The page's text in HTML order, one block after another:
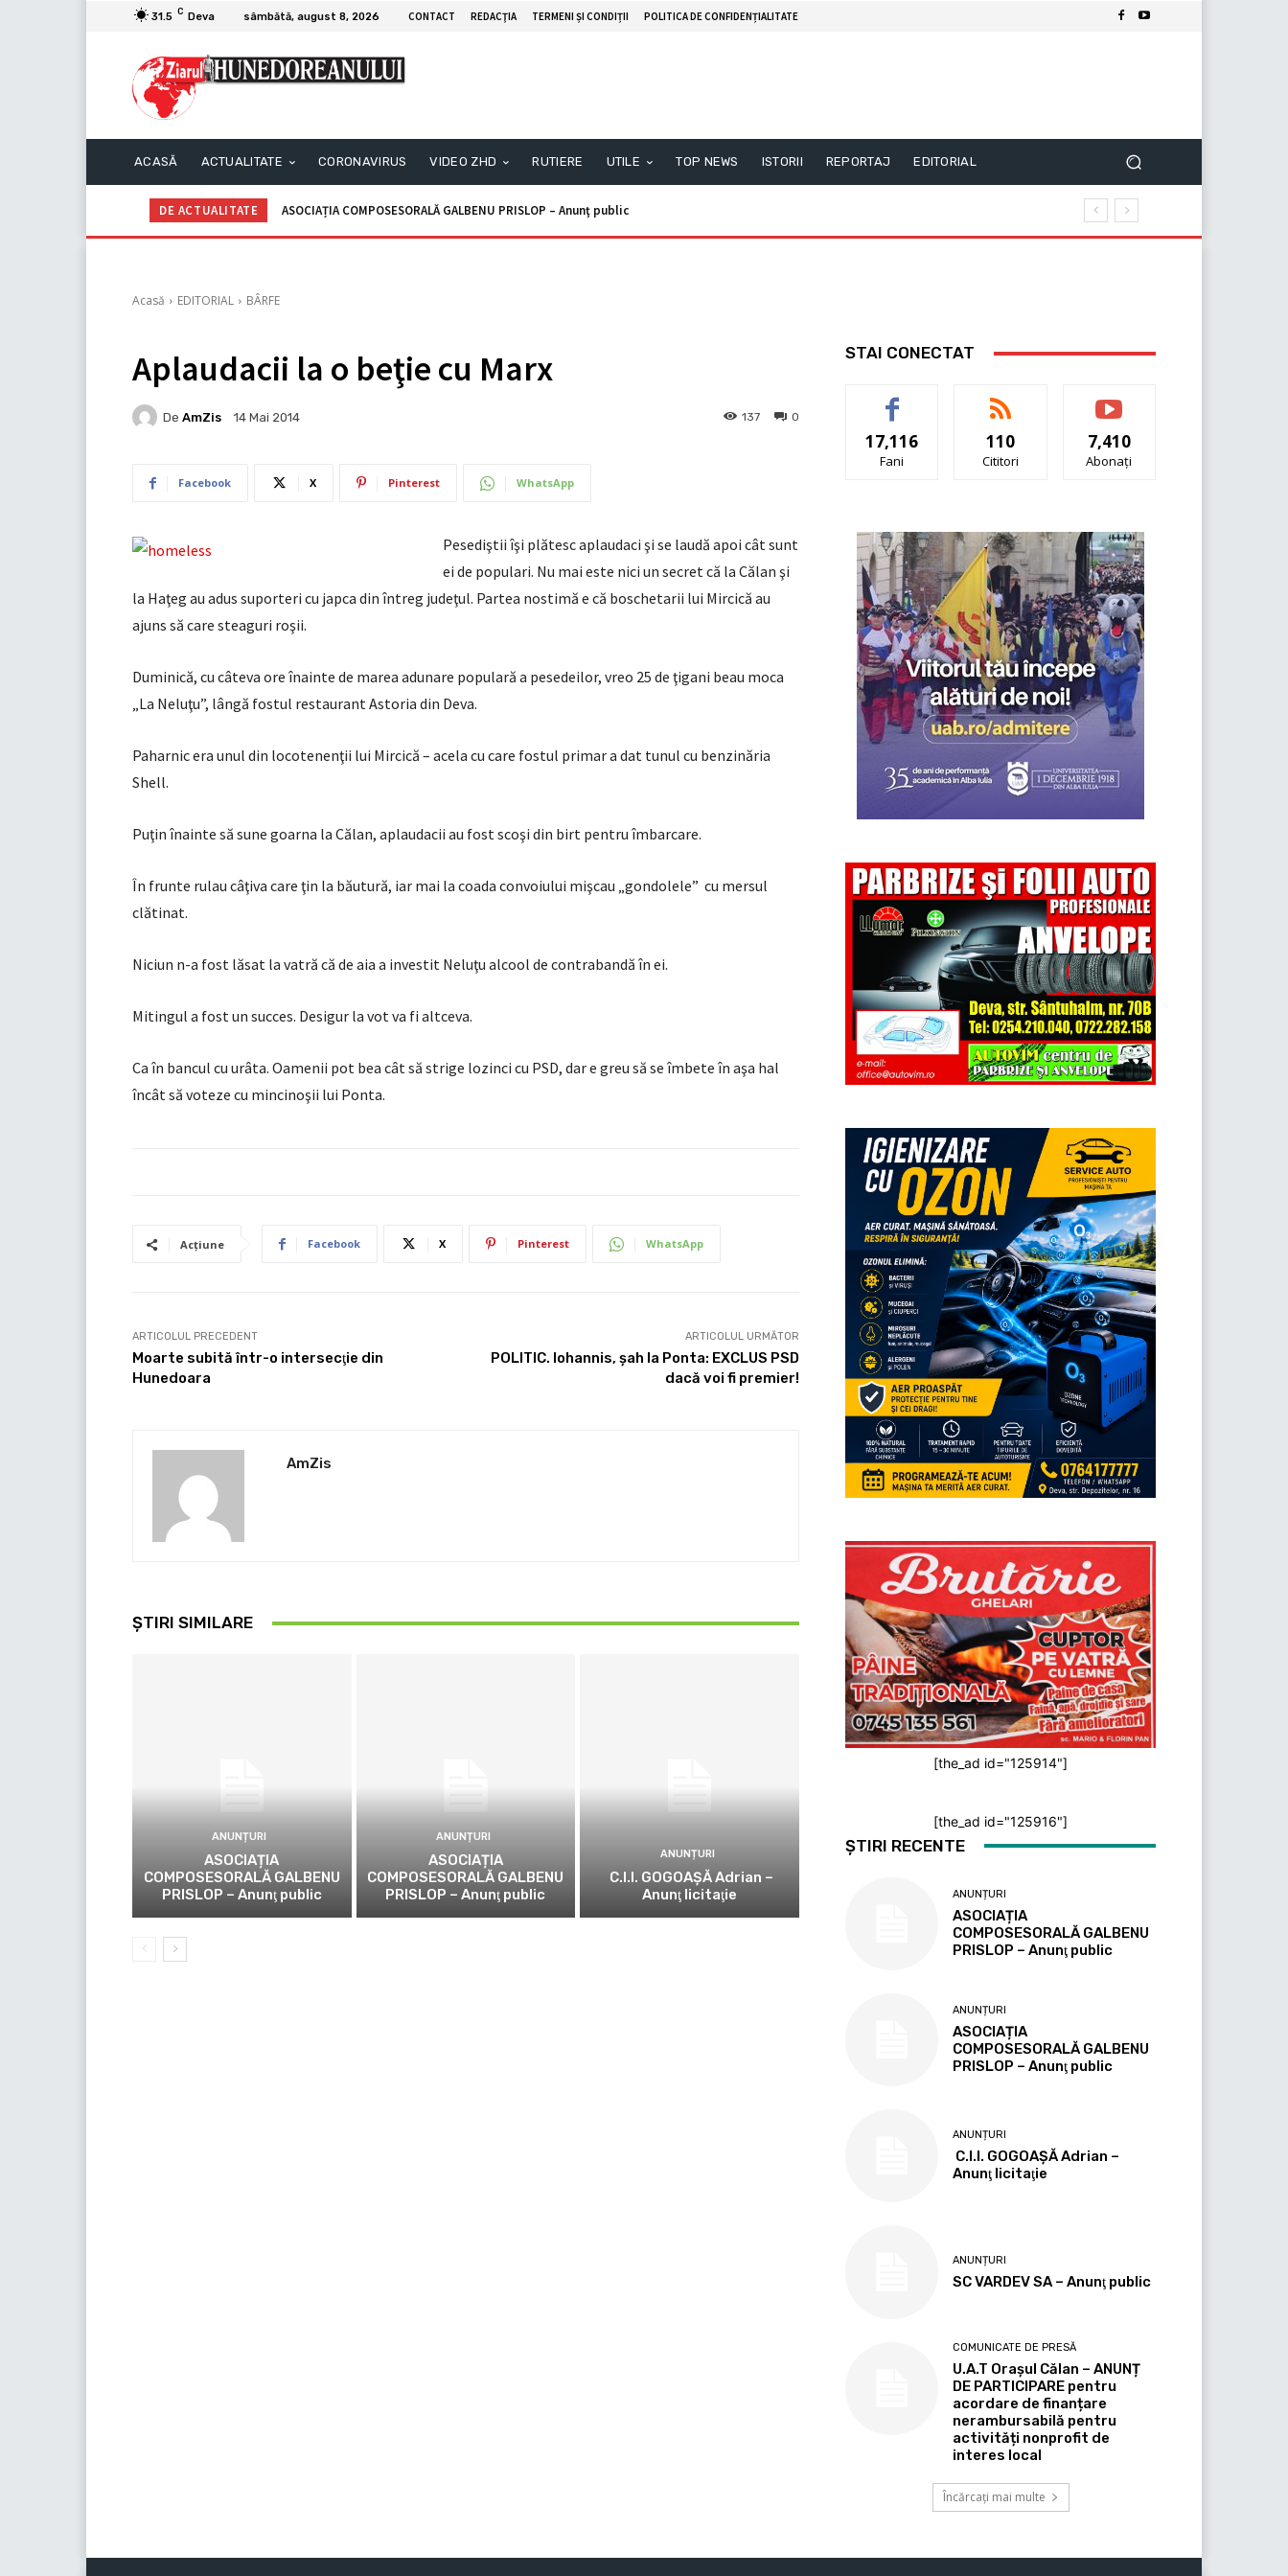
31.5 C Deva sâmbătă, august 8, 2026 CONTACT REDACŢIA TERMENI ȘI CONDIȚII POLITICA DE CONFIDENȚIALITATE
ACASĂ ACTUALITATE CORONAVIRUS VIDEO ZHD RUTIERE UTILE TOP NEWS ISTORII REPORTAJ EDITORIAL
DE ACTUALITATE ASOCIAȚIA COMPOSESORALĂ GALBENU PRISLOP – Anunţ public
C.I.I. GOGOAŞĂ Adrian – Anunţ licitaţie
Acasă EDITORIAL BÂRFE
Aplaudacii la o beţie cu Marx
De AmZis 14 Mai 2014 0
137
Facebook X Pinterest WhatsApp
Pesediştii îşi plătesc aplaudaci şi se laudă apoi cât sunt
ei de populari. Nu mai este nici un secret că la Călan şi
la Haţeg au adus suporteri cu japca din întreg judeţul. Partea nostimă e că boschetarii lui Mircică au
ajuns să care steaguri roşii.
Duminică, cu câteva ore înainte de marea adunare populară a pesedeilor, vreo 25 de ţigani beau moca
„La Neluţu”, lângă fostul restaurant Astoria din Deva.
Paharnic era unul din locotenenţii lui Mircică – acela cu care fostul primar a dat tunul cu benzinăria
Shell.
Puţin înainte să sune goarna la Călan, aplaudacii au fost scoşi din birt pentru îmbarcare.
În frunte rulau câţiva care ţin la băutură, iar mai la coada convoiului mişcau „gondolele” cu mersul
clătinat.
Niciun n-a fost lăsat la vatră că de aia a investit Neluţu alcool de contrabandă în ei.
Mitingul a fost un succes. Desigur la vot va fi altceva.
Ca în bancul cu urâta. Oamenii pot bea cât să strige lozinci cu PSD, dar e greu să se îmbete în aşa hal
încât să voteze cu mincinoşii lui Ponta.
Acțiune Facebook X Pinterest WhatsApp
ARTICOLUL PRECEDENT
Moarte subită într-o intersecţie din
Hunedoara
ARTICOLUL URMĂTOR
POLITIC. Iohannis, şah la Ponta: EXCLUS PSD
dacă voi fi premier!
AmZis
ȘTIRI SIMILARE
ANUNȚURI
ASOCIAȚIA
COMPOSESORALĂ GALBENU
PRISLOP – Anunţ public
ANUNȚURI
ASOCIAȚIA
COMPOSESORALĂ GALBENU
PRISLOP – Anunţ public
ANUNȚURI
C.I.I. GOGOAŞĂ Adrian –
Anunţ licitaţie
STAI CONECTAT
17,116
Fani
110
Cititori
7,410
Abonați
[the_ad id="125914"]
[the_ad id="125916"]
ȘTIRI RECENTE
ANUNȚURI
ASOCIAȚIA
COMPOSESORALĂ GALBENU
PRISLOP – Anunţ public
ANUNȚURI
ASOCIAȚIA
COMPOSESORALĂ GALBENU
PRISLOP – Anunţ public
ANUNȚURI
C.I.I. GOGOAŞĂ Adrian –
Anunţ licitaţie
ANUNȚURI
SC VARDEV SA – Anunţ public
COMUNICATE DE PRESĂ
U.A.T Orașul Călan – ANUNȚ
DE PARTICIPARE pentru
acordare de finanțare
nerambursabilă pentru
activități nonprofit de
interes local
Încărcați mai multe